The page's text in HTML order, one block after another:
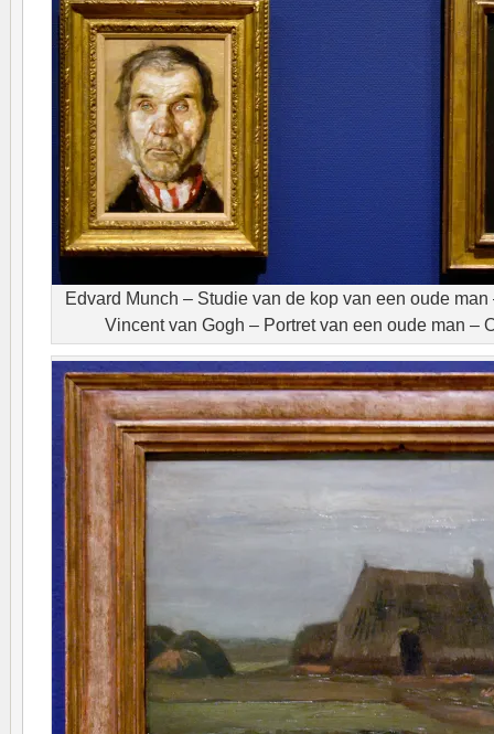
Edvard Munch – Studie van de kop van een oude
Vincent van Gogh – Portret van een oude man –